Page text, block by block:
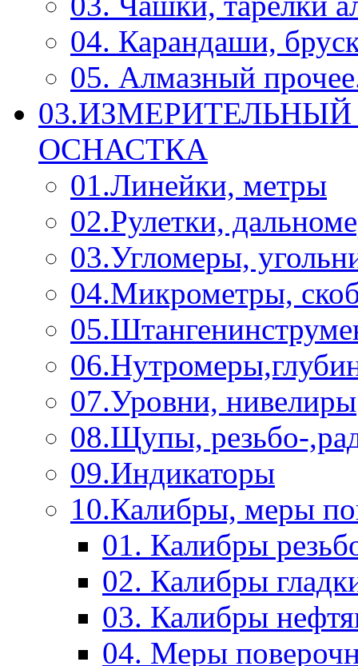
04. Карандаши,
05. Алмазный
ОСНАСТКА
01.Линейки, метры
02.Рулетки,
03.Угломеры,
04.Микрометры,
07.Уровни, нивелиры
08.Щупы, резьбо-
09.Индикаторы
10.Калибры, меры
01. Калибры
02. Калибры
03. Калибры
04. Меры